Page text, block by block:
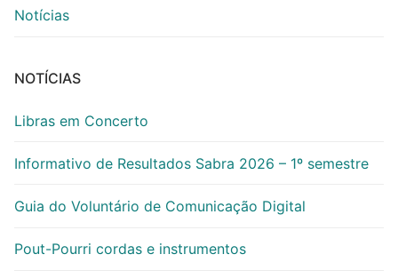
Notícias
NOTÍCIAS
Libras em Concerto
Informativo de Resultados Sabra 2026 – 1º semestre
Guia do Voluntário de Comunicação Digital
Pout-Pourri cordas e instrumentos